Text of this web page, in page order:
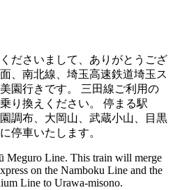
ださいまして、ありがとうござ
、南北線、埼玉高速鉄道埼玉ス
園行きです。 三田線ご利用の
り換えください。
停まる駅
調布、大岡山、武蔵小山、目黒
停車いたします。
Meguro Line. This train will merge
on the Namboku Line and the
Line to Urawa-misono.